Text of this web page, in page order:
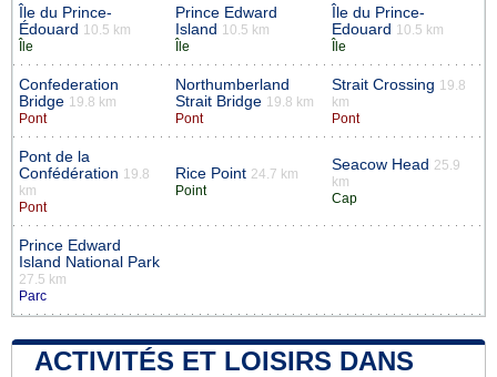
Île du Prince-
Édouard 10.5 km
Île
Prince Edward
Island 10.5 km
Île
Île du Prince-
Edouard 10.5 km
Île
Confederation
Bridge 19.8 km
Pont
Northumberland
Strait Bridge 19.8 km
Pont
Strait Crossing 19.8
km
Pont
Pont de la
Confédération 19.8
km
Pont
Rice Point 24.7 km
Point
Seacow Head 25.9
km
Cap
Prince Edward
Island National Park
27.5 km
Parc
ACTIVITÉS ET LOISIRS DANS